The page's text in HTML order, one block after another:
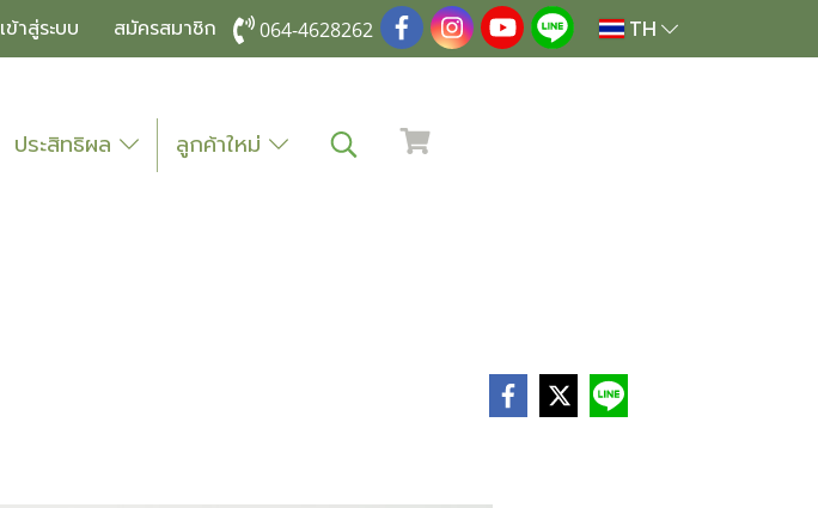
เข้าสู่ระบบ สมัครสมาชิก 064-4628262 TH
ประสิทธิผล ลูกค้าใหม่